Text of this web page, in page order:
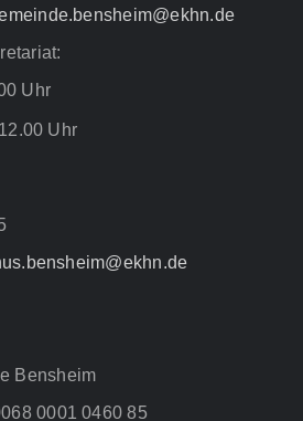
Uhr
Uhr
Bensheim
0001 0460 85